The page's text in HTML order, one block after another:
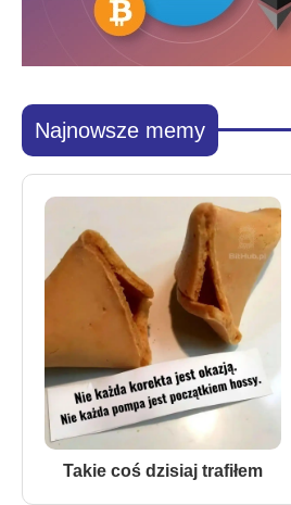
Najnowsze memy
Takie coś dzisiaj trafiłem